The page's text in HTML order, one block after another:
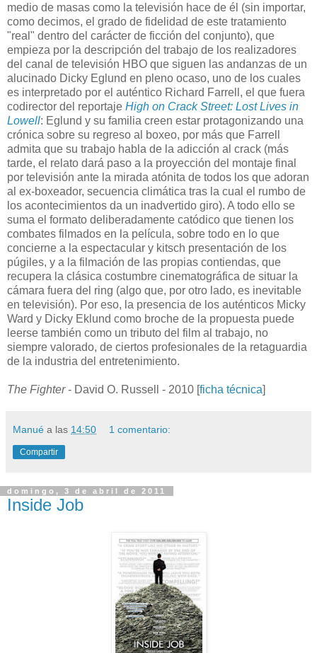
medio de masas como la televisión hace de él (sin importar,
como decimos, el grado de fidelidad de este tratamiento
"real" dentro del carácter de ficción del conjunto), que
empieza por la descripción del trabajo de los realizadores
del canal de televisión HBO que siguen las andanzas de un
alucinado Dicky Eglund en pleno ocaso, uno de los cuales
es interpretado por el auténtico Richard Farrell, el que fuera
codirector del reportaje High on Crack Street: Lost Lives in
Lowell: Eglund y su familia creen estar protagonizando una
crónica sobre su regreso al boxeo, por más que Farrell
admita que su trabajo habla de la adicción al crack (más
tarde, el relato dará paso a la proyección del montaje final
por televisión ante la mirada atónita de todos los que adoran
al ex-boxeador, secuencia climática tras la cual el rumbo de
los acontecimientos da un inadvertido giro). A todo ello se
suma el formato deliberadamente catódico que tienen los
combates filmados en la película, sobre todo en lo que
concierne a la espectacular y kitsch presentación de los
púgiles, y a la filmación de las propias contiendas, que
recupera la clásica costumbre cinematográfica de situar la
cámara fuera del ring (algo que, por otro lado, es inevitable
en televisión). Por eso, la presencia de los auténticos Micky
Ward y Dicky Eklund como broche de la propuesta puede
leerse también como un tributo del film al trabajo, no
siempre valorado, de ciertos profesionales de la retaguardia
de la industria del entretenimiento.
The Fighter- David O. Russell - 2010 [ficha técnica]
Manué a las 14:50 1 comentario:
Compartir
domingo, 3 de abril de 2011
Inside Job